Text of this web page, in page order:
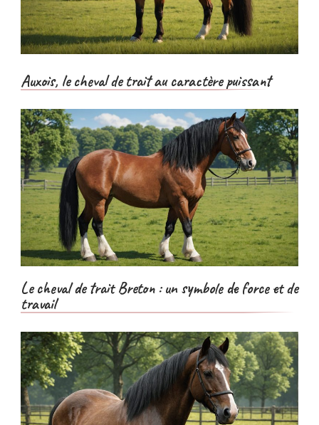
Auxois, le cheval de trait au caractère puissant
Le cheval de trait Breton : un symbole de force et de
travail